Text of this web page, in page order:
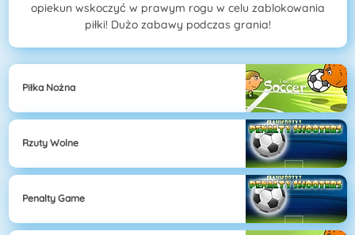
opiekun wskoczyć w prawym rogu w celu zablokowania
piłki! Dużo zabawy podczas grania!
Piłka Nożna
Rzuty Wolne
Penalty Game